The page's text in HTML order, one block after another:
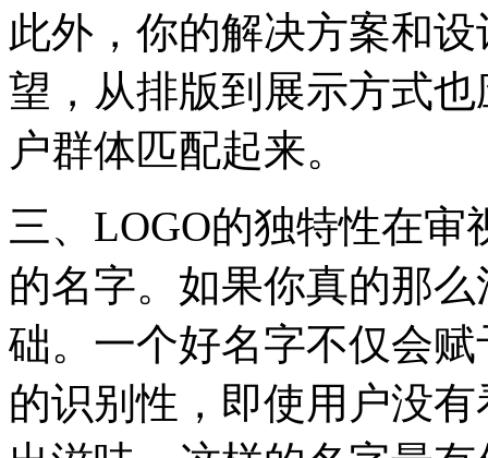
此外，你的解决方案和
望，从排版到展示方式
户群体匹配起来。
三、LOGO的独特性在
的名字。如果你真的那
础。一个好名字不仅会
的识别性，即使用户没